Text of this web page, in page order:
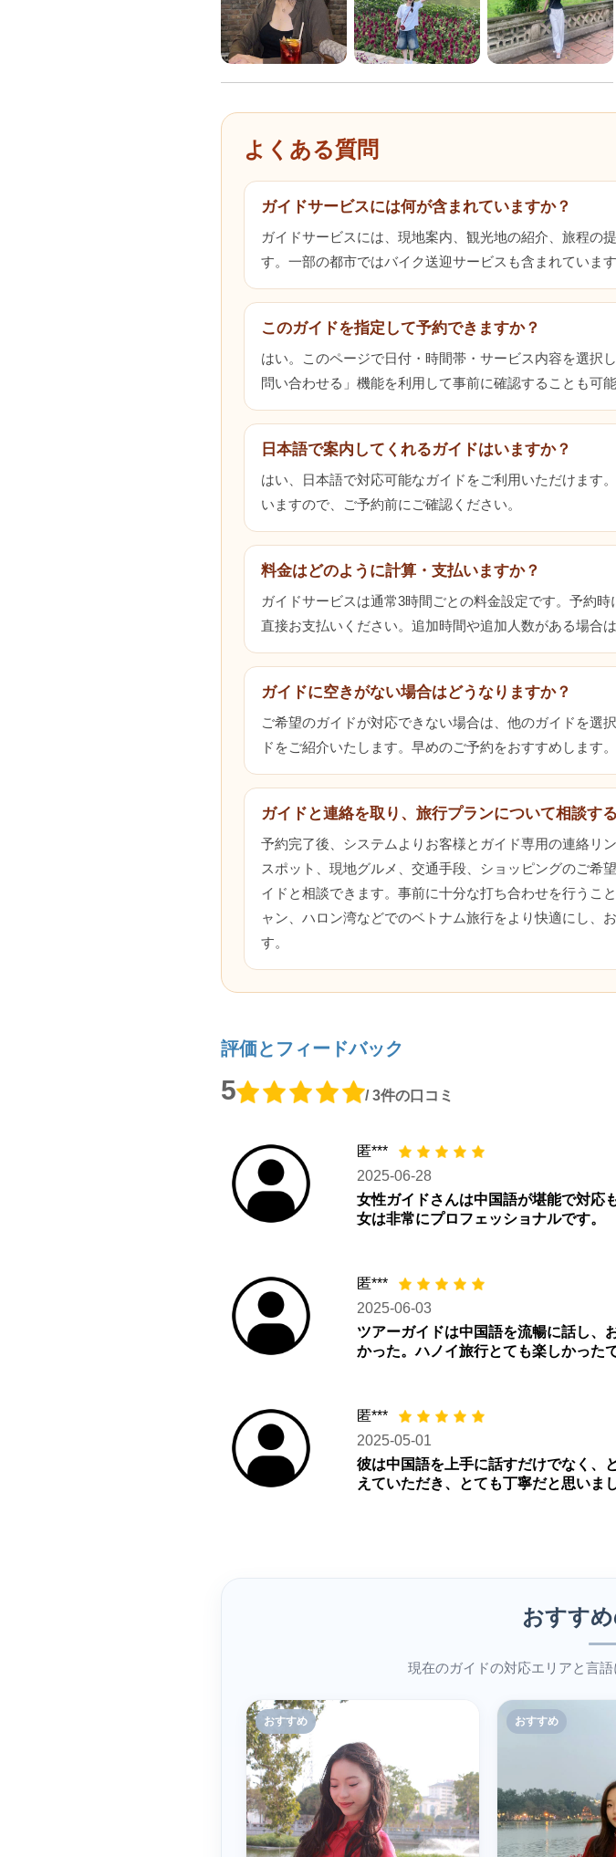
よくある質問
ガイドサービスには何が含まれていますか？
ガイドサービスには、現地案内、観光地の紹介、旅程の
す。一部の都市ではバイク送迎サービスも含まれていま
このガイドを指定して予約できますか？
はい。このページで日付・時間帯・サービス内容を選択
問い合わせる」機能を利用して事前に確認することも可能
日本語で案内してくれるガイドはいますか？
はい、日本語で対応可能なガイドをご利用いただけます
いますので、ご予約前にご確認ください。
料金はどのように計算・支払いますか？
ガイドサービスは通常3時間ごとの料金設定です。予約
直接お支払いください。追加時間や追加人数がある場合
ガイドに空きがない場合はどうなりますか？
ご希望のガイドが対応できない場合は、他のガイドを選
ドをご紹介いたします。早めのご予約をおすすめします。
ガイドと連絡を取り、旅行プランについて相談す
予約完了後、システムよりお客様とガイド専用の連絡リ
スポット、現地グルメ、交通手段、ショッピングのご希
イドと相談できます。事前に十分な打ち合わせを行うこ
ャン、ハロン湾などでのベトナム旅行をより快適にし、
す。
評価とフィードバック
5 / 3件の口コミ
匿***
2025-06-28
女性ガイドさんは中国語が堪能で対応
女は非常にプロフェッショナルです。
匿***
2025-06-03
ツアーガイドは中国語を流暢に話し、
かった。ハノイ旅行とても楽しかった
匿***
2025-05-01
彼は中国語を上手に話すだけでなく、
えていただき、とても丁寧だと思いまし
おすす
現在のガイドの対応エリアと言
おすすめ おすすめ